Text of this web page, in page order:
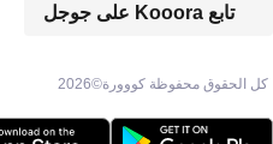
كل الحقوق محفوظة كووورة©2026
تابع Kooora على جوجل